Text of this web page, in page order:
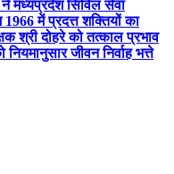
मध्यप्रदेश सिविल सेवा
में प्रदत्त शक्तियों का
श्री दोहरे को तत्काल प्रभाव
जीवन निर्वाह भत्ते